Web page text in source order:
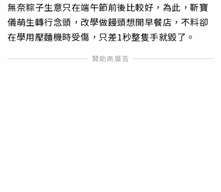
無奈粽子生意只在端午節前後比較好，為此，靳寶
儀萌生轉行念頭，改學做饅頭想開早餐店，不料卻
在學用壓麵機時受傷，只差1秒整隻手就毀了。